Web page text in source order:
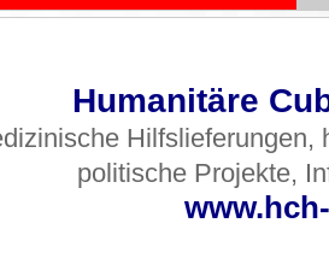
Humanitäre
Hilfslieferungen,
politische Projekte,